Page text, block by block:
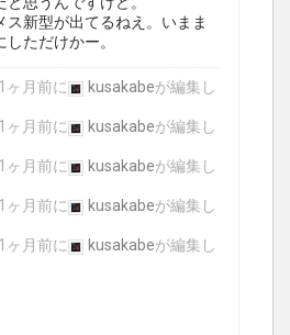
ス新型が出てるねえ。いまま
ただけかー。
ヶ月前に kusakabeが編集し
ヶ月前に
kusakabeが編集し
ヶ月前に
kusakabeが編集し
ヶ月前に
kusakabeが編集し
ヶ月前に
kusakabeが編集し